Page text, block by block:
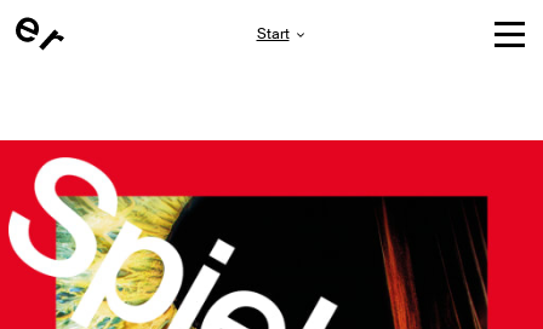
Start